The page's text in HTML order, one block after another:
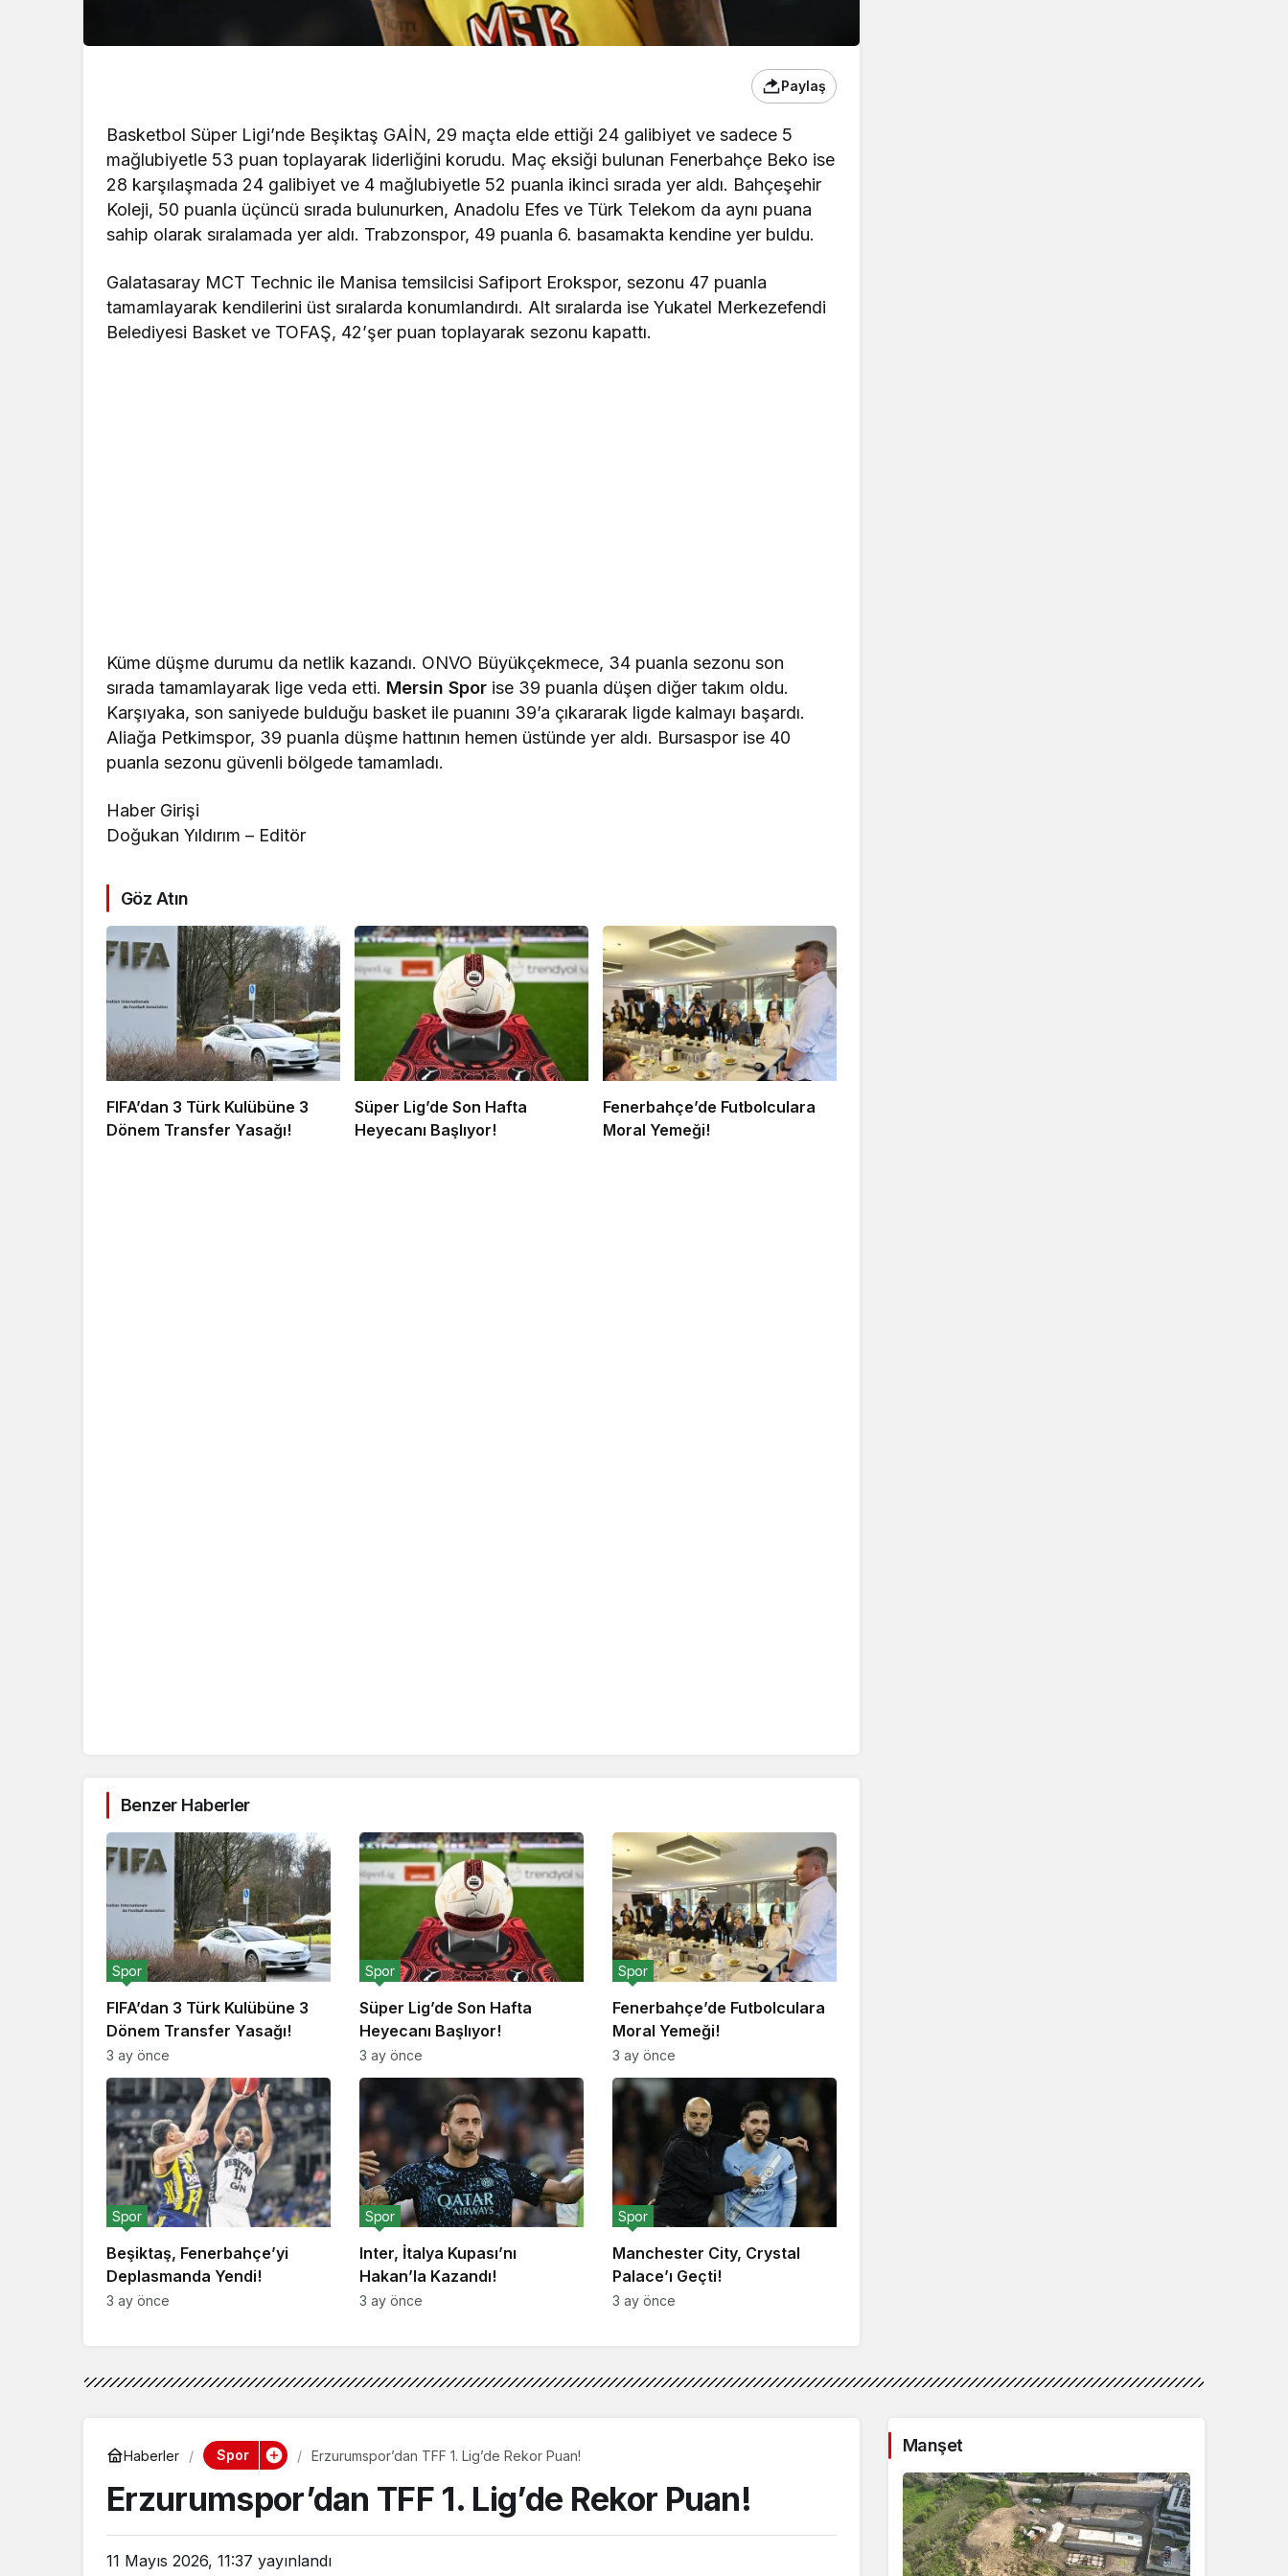
Paylaş
Basketbol Süper Ligi’nde Beşiktaş GAİN, 29 maçta elde ettiği 24 galibiyet ve sadece 5
mağlubiyetle 53 puan toplayarak liderliğini korudu. Maç eksiği bulunan Fenerbahçe Beko ise
28 karşılaşmada 24 galibiyet ve 4 mağlubiyetle 52 puanla ikinci sırada yer aldı. Bahçeşehir
Koleji, 50 puanla üçüncü sırada bulunurken, Anadolu Efes ve Türk Telekom da aynı puana
sahip olarak sıralamada yer aldı. Trabzonspor, 49 puanla 6. basamakta kendine yer buldu.
Galatasaray MCT Technic ile Manisa temsilcisi Safiport Erokspor, sezonu 47 puanla
tamamlayarak kendilerini üst sıralarda konumlandırdı. Alt sıralarda ise Yukatel Merkezefendi
Belediyesi Basket ve TOFAŞ, 42’şer puan toplayarak sezonu kapattı.
Küme düşme durumu da netlik kazandı. ONVO Büyükçekmece, 34 puanla sezonu son
sırada tamamlayarak lige veda etti. Mersin Spor ise 39 puanla düşen diğer takım oldu.
Karşıyaka, son saniyede bulduğu basket ile puanını 39’a çıkararak ligde kalmayı başardı.
Aliağa Petkimspor, 39 puanla düşme hattının hemen üstünde yer aldı. Bursaspor ise 40
puanla sezonu güvenli bölgede tamamladı.
Haber Girişi
Doğukan Yıldırım – Editör
Göz Atın
FIFA’dan 3 Türk Kulübüne 3
Dönem Transfer Yasağı!
Süper Lig’de Son Hafta
Heyecanı Başlıyor!
Fenerbahçe’de Futbolculara
Moral Yemeği!
Benzer Haberler
FIFA’dan 3 Türk Kulübüne 3
Dönem Transfer Yasağı!
Spor
3 ay önce
Süper Lig’de Son Hafta
Heyecanı Başlıyor!
Spor
3 ay önce
Fenerbahçe’de Futbolculara
Moral Yemeği!
Spor
3 ay önce
Beşiktaş, Fenerbahçe’yi
Deplasmanda Yendi!
Spor
3 ay önce
Inter, İtalya Kupası’nı
Hakan’la Kazandı!
Spor
3 ay önce
Manchester City, Crystal
Palace’ı Geçti!
Spor
3 ay önce
Haberler Spor Erzurumspor’dan TFF 1. Lig’de Rekor Puan!
Erzurumspor’dan TFF 1. Lig’de Rekor Puan!
11 Mayıs 2026, 11:37 yayınlandı
Manşet